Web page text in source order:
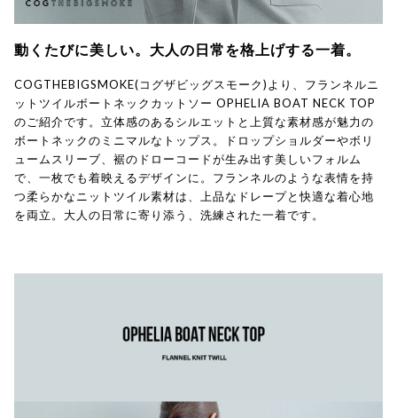
動くたびに美しい。大人の日常を格上げする一着。
COGTHEBIGSMOKE(コグザビッグスモーク)より、フランネルニ
ットツイルボートネックカットソー OPHELIA BOAT NECK TOP
のご紹介です。立体感のあるシルエットと上質な素材感が魅力の
ボートネックのミニマルなトップス。ドロップショルダーやボリ
ュームスリーブ、裾のドローコードが生み出す美しいフォルム
で、一枚でも着映えるデザインに。フランネルのような表情を持
つ柔らかなニットツイル素材は、上品なドレープと快適な着心地
を両立。大人の日常に寄り添う、洗練された一着です。